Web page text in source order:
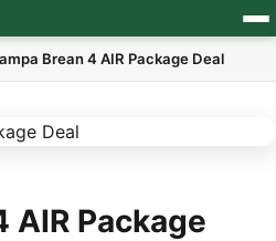
Brean 4 AIR Package Deal
AIR Package